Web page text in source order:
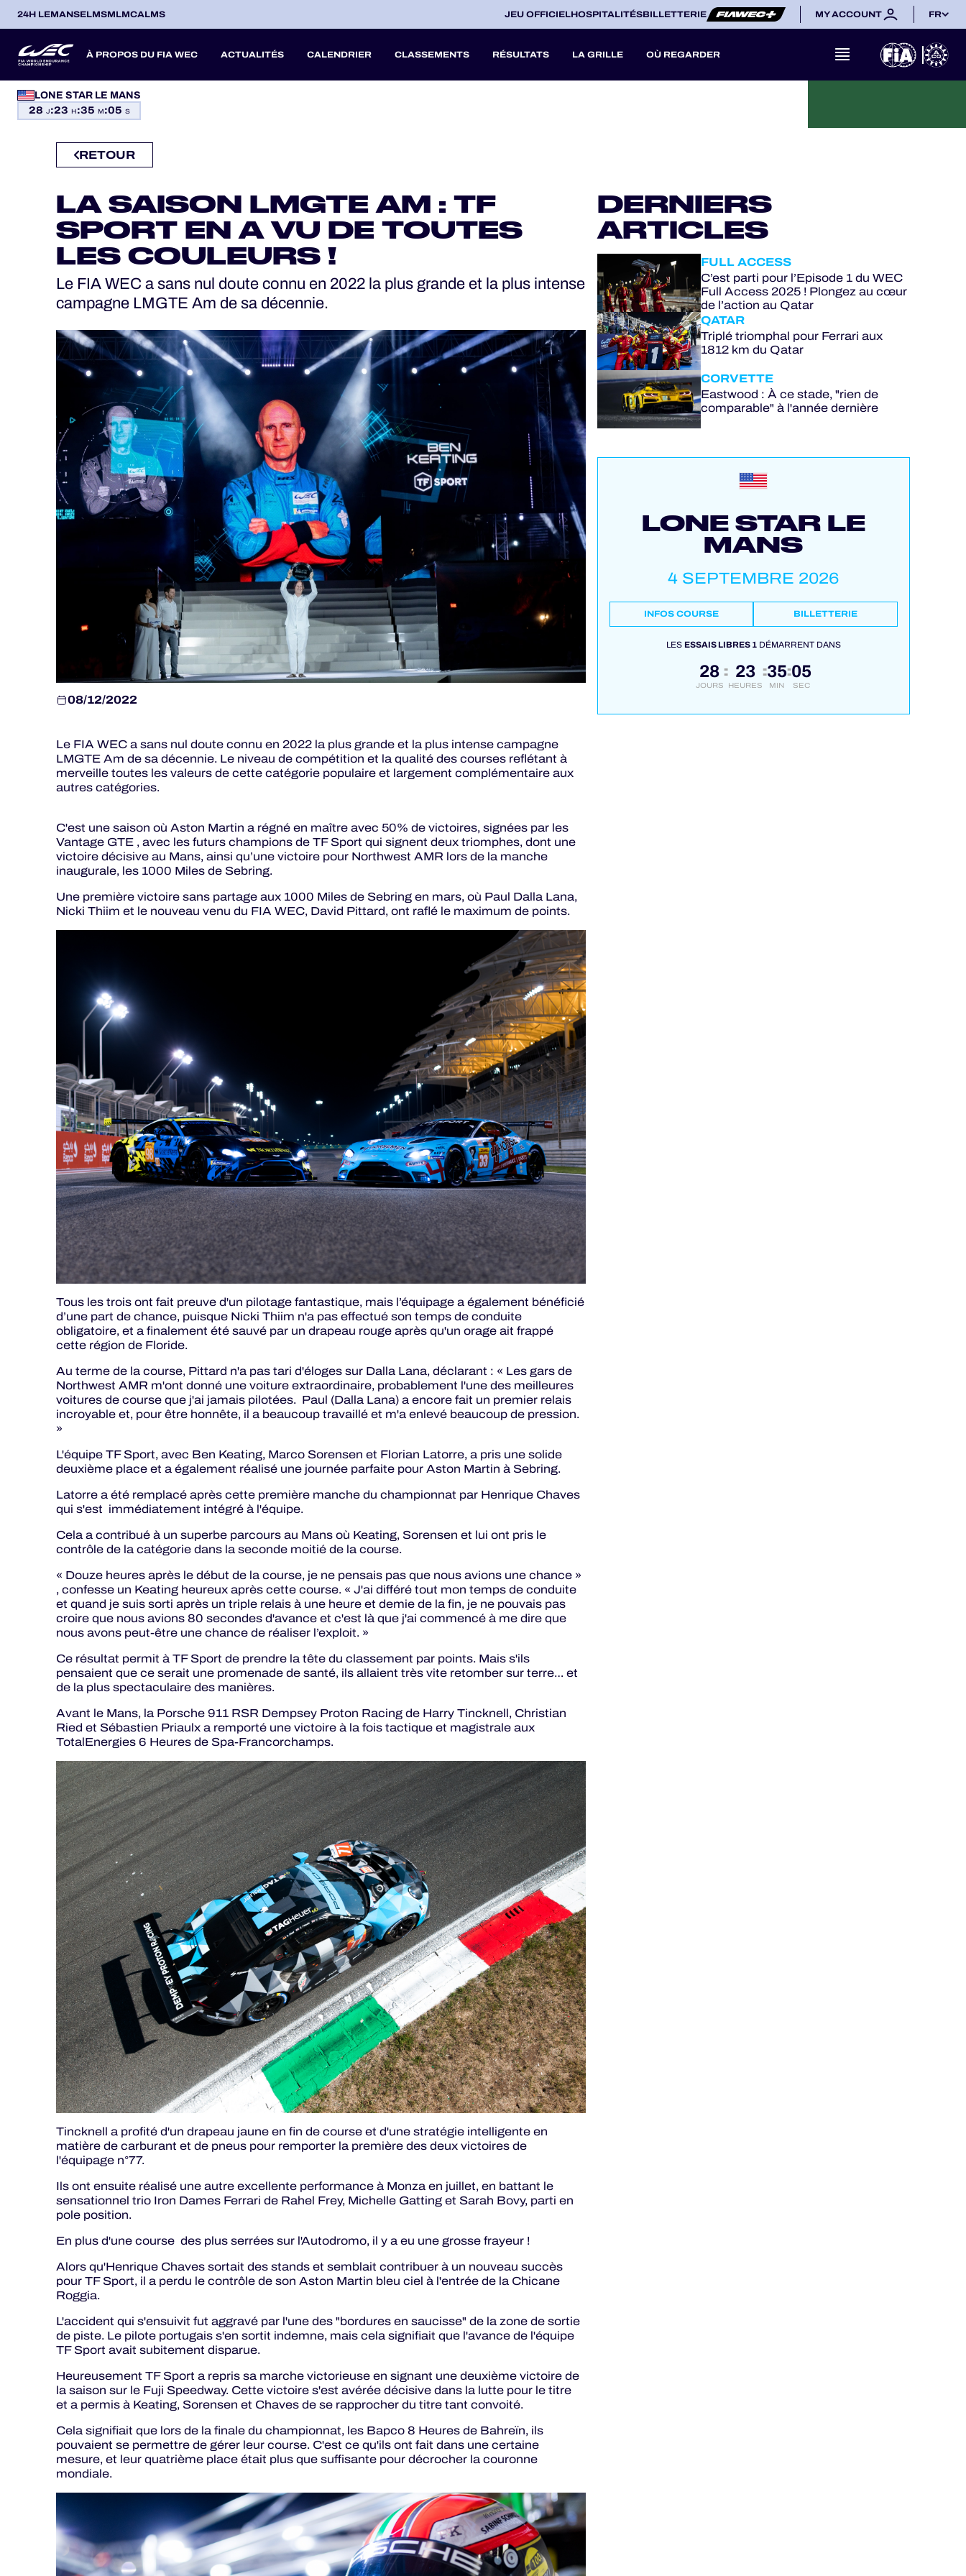
24H LEMANSELMSMLMCALMS JEU OFFICIELHOSPITALITÉSBILLETTERIE MY ACCOUNT FR
À PROPOS DU FIA WEC ACTUALITÉS CALENDRIER
SAISONS PASSÉESSAISON 2026
ITA
AVR
BEL
MAI
FRA
JUN JUL SEP OCT NOV
CLASSEMENTS RÉSULTATS LA GRILLE OÙ REGARDER
LONE STAR LE MANS
28 J:23 H:35 M:04 S
PROGRAMMES OFFICIELS
HOSPITALITÉS
BILLETTERIE
RETOUR
LA SAISON LMGTE AM : TF
SPORT EN A VU DE TOUTES
LES COULEURS !
Le FIA WEC a sans nul doute connu en 2022 la plus grande et la plus intense
campagne LMGTE Am de sa décennie.
08/12/2022
Le FIA WEC a sans nul doute connu en 2022 la plus grande et la plus intense campagne
LMGTE Am de sa décennie. Le niveau de compétition et la qualité des courses reflétant à
merveille toutes les valeurs de cette catégorie populaire et largement complémentaire aux
autres catégories.
C'est une saison où Aston Martin a régné en maître avec 50% de victoires, signées par les
Vantage GTE , avec les futurs champions de TF Sport qui signent deux triomphes, dont une
victoire décisive au Mans, ainsi qu’une victoire pour Northwest AMR lors de la manche
inaugurale, les 1000 Miles de Sebring.
Une première victoire sans partage aux 1000 Miles de Sebring en mars, où Paul Dalla Lana,
Nicki Thiim et le nouveau venu du FIA WEC, David Pittard, ont raflé le maximum de points.
Tous les trois ont fait preuve d'un pilotage fantastique, mais l’équipage a également bénéficié
d’une part de chance, puisque Nicki Thiim n'a pas effectué son temps de conduite
obligatoire, et a finalement été sauvé par un drapeau rouge après qu'un orage ait frappé
cette région de Floride.
Au terme de la course, Pittard n'a pas tari d'éloges sur Dalla Lana, déclarant : « Les gars de
Northwest AMR m'ont donné une voiture extraordinaire, probablement l'une des meilleures
voitures de course que j'ai jamais pilotées. Paul (Dalla Lana) a encore fait un premier relais
incroyable et, pour être honnête, il a beaucoup travaillé et m'a enlevé beaucoup de pression.
»
L'équipe TF Sport, avec Ben Keating, Marco Sorensen et Florian Latorre, a pris une solide
deuxième place et a également réalisé une journée parfaite pour Aston Martin à Sebring.
Latorre a été remplacé après cette première manche du championnat par Henrique Chaves
qui s'est immédiatement intégré à l'équipe.
Cela a contribué à un superbe parcours au Mans où Keating, Sorensen et lui ont pris le
contrôle de la catégorie dans la seconde moitié de la course.
« Douze heures après le début de la course, je ne pensais pas que nous avions une chance »
, confesse un Keating heureux après cette course. « J'ai différé tout mon temps de conduite
et quand je suis sorti après un triple relais à une heure et demie de la fin, je ne pouvais pas
croire que nous avions 80 secondes d'avance et c'est là que j'ai commencé à me dire que
nous avons peut-être une chance de réaliser l’exploit. »
Ce résultat permit à TF Sport de prendre la tête du classement par points. Mais s'ils
pensaient que ce serait une promenade de santé, ils allaient très vite retomber sur terre… et
de la plus spectaculaire des manières.
Avant le Mans, la Porsche 911 RSR Dempsey Proton Racing de Harry Tincknell, Christian
Ried et Sébastien Priaulx a remporté une victoire à la fois tactique et magistrale aux
TotalEnergies 6 Heures de Spa-Francorchamps.
Tincknell a profité d'un drapeau jaune en fin de course et d'une stratégie intelligente en
matière de carburant et de pneus pour remporter la première des deux victoires de
l'équipage n°77.
Ils ont ensuite réalisé une autre excellente performance à Monza en juillet, en battant le
sensationnel trio Iron Dames Ferrari de Rahel Frey, Michelle Gatting et Sarah Bovy, parti en
pole position.
En plus d'une course des plus serrées sur l'Autodromo, il y a eu une grosse frayeur !
Alors qu'Henrique Chaves sortait des stands et semblait contribuer à un nouveau succès
pour TF Sport, il a perdu le contrôle de son Aston Martin bleu ciel à l'entrée de la Chicane
Roggia.
L'accident qui s'ensuivit fut aggravé par l'une des "bordures en saucisse" de la zone de sortie
de piste. Le pilote portugais s'en sortit indemne, mais cela signifiait que l'avance de l'équipe
TF Sport avait subitement disparue.
Heureusement TF Sport a repris sa marche victorieuse en signant une deuxième victoire de
la saison sur le Fuji Speedway. Cette victoire s'est avérée décisive dans la lutte pour le titre
et a permis à Keating, Sorensen et Chaves de se rapprocher du titre tant convoité.
Cela signifiait que lors de la finale du championnat, les Bapco 8 Heures de Bahreïn, ils
pouvaient se permettre de gérer leur course. C'est ce qu'ils ont fait dans une certaine
mesure, et leur quatrième place était plus que suffisante pour décrocher la couronne
mondiale.
DERNIERS
ARTICLES
FULL ACCESS
C’est parti pour l’Episode 1 du WEC
Full Access 2025 ! Plongez au cœur
de l’action au Qatar
QATAR
Triplé triomphal pour Ferrari aux
1812 km du Qatar
CORVETTE
Eastwood : À ce stade, "rien de
comparable" à l'année dernière
LONE STAR LE
MANS
4 SEPTEMBRE 2026
INFOS COURSE BILLETTERIE
LESESSAIS LIBRES 1DÉMARRENT DANS
28
JOURS
: 23
HEURES
:35
MIN
:04
SEC